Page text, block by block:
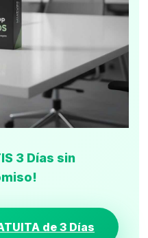
3 Días sin
de 3 Días